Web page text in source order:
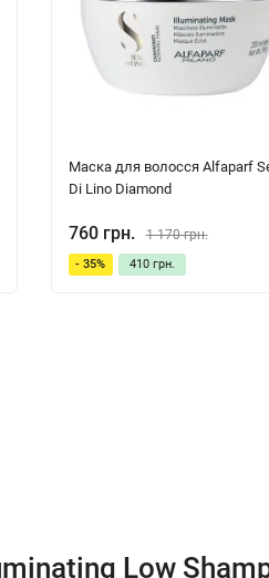
Маска для волосся Alfaparf
Di Lino Diamond
760 грн. 1 170 грн.
- 35% 410 грн.
Low